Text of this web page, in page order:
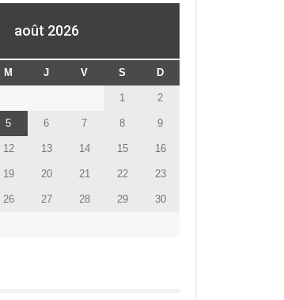
août 2026
M J V S D
1 2
5 6 7 8 9
12 13 14 15 16
19 20 21 22 23
26 27 28 29 30